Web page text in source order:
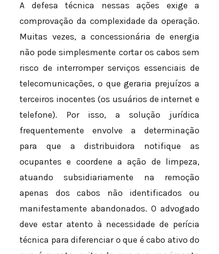
A defesa técnica nessas ações exige a
comprovação da complexidade da operação.
Muitas vezes, a concessionária de energia
não pode simplesmente cortar os cabos sem
risco de interromper serviços essenciais de
telecomunicações, o que geraria prejuízos a
terceiros inocentes (os usuários de internet e
telefone). Por isso, a solução jurídica
frequentemente envolve a determinação
para que a distribuidora notifique as
ocupantes e coordene a ação de limpeza,
atuando subsidiariamente na remoção
apenas dos cabos não identificados ou
manifestamente abandonados. O advogado
deve estar atento à necessidade de perícia
técnica para diferenciar o que é cabo ativo do